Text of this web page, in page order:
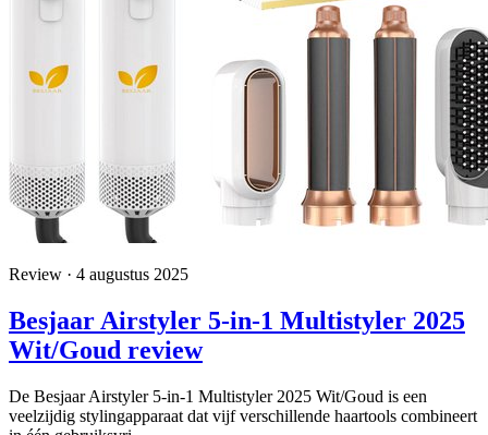
Review · 4 augustus 2025
Besjaar Airstyler 5-in-1 Multistyler 2025
Wit/Goud review
De Besjaar Airstyler 5-in-1 Multistyler 2025 Wit/Goud is een
veelzijdig stylingapparaat dat vijf verschillende haartools combineert